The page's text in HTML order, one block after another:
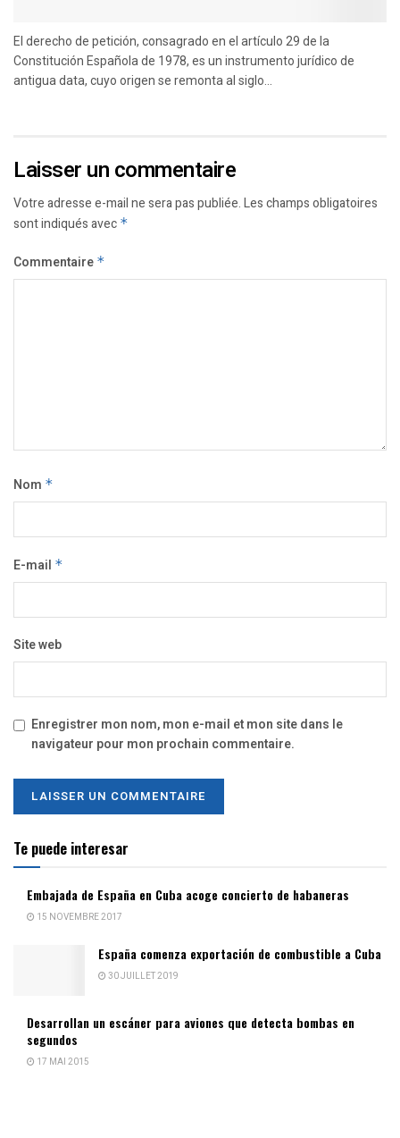
El derecho de petición, consagrado en el artículo 29 de la
Constitución Española de 1978, es un instrumento jurídico de
antigua data, cuyo origen se remonta al siglo...
Laisser un commentaire
Votre adresse e-mail ne sera pas publiée.Les champs obligatoires
sont indiqués avec *
Commentaire *
Nom *
E-mail *
Site web
Enregistrer mon nom, mon e-mail et mon site dans le
navigateur pour mon prochain commentaire.
Te puede interesar
Embajada de España en Cuba acoge concierto de habaneras
15 NOVEMBRE 2017
España comenza exportación de combustible a Cuba
30 JUILLET 2019
Desarrollan un escáner para aviones que detecta bombas en
segundos
17 MAI 2015